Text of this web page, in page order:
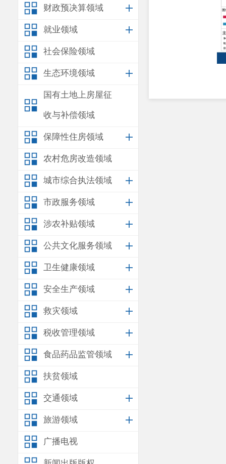
财政预决算领域
就业领域
社会保险领域
生态环境领域
国有土地上房屋征
收与补偿领域
保障性住房领域
农村危房改造领域
城市综合执法领域
市政服务领域
涉农补贴领域
公共文化服务领域
卫生健康领域
安全生产领域
救灾领域
税收管理领域
食品药品监管领域
扶贫领域
交通领域
旅游领域
广播电视